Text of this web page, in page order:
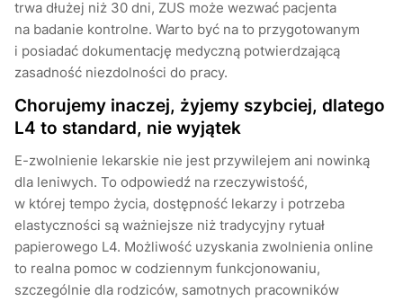
trwa dłużej niż 30 dni, ZUS może wezwać pacjenta
na badanie kontrolne. Warto być na to przygotowanym
i posiadać dokumentację medyczną potwierdzającą
zasadność niezdolności do pracy.
Chorujemy inaczej, żyjemy szybciej, dlatego
L4 to standard, nie wyjątek
E-zwolnienie lekarskie nie jest przywilejem ani nowinką
dla leniwych. To odpowiedź na rzeczywistość,
w której tempo życia, dostępność lekarzy i potrzeba
elastyczności są ważniejsze niż tradycyjny rytuał
papierowego L4. Możliwość uzyskania zwolnienia online
to realna pomoc w codziennym funkcjonowaniu,
szczególnie dla rodziców, samotnych pracowników